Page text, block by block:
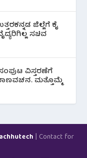
ಜಿಲ್ಲೆಗೆ ಕೈ
ಸಚಿವ
ವಿಸ್ತರಣೆಗೆ
ಮತ್ತೊಮ್ಮೆ
achhutech | Contact for